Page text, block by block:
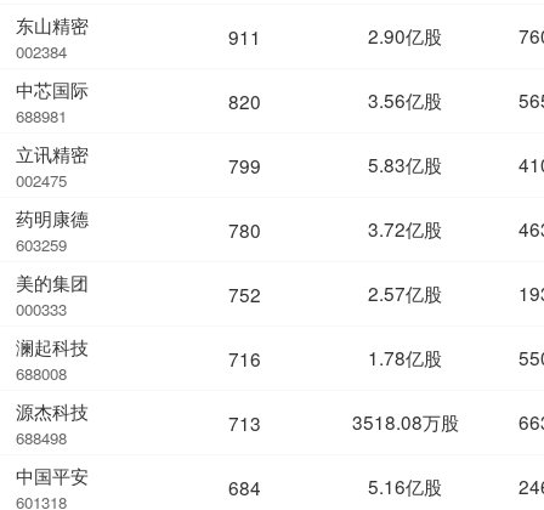
东山精密
002384
中芯国际
688981
立讯精密
002475
药明康德
603259
美的集团
000333
澜起科技
688008
源杰科技
688498
中国平安
601318
911 2.90亿股
820 3.56亿股
799 5.83亿股
780 3.72亿股
752 2.57亿股
716 1.78亿股
713 3518.08万股
684 5.16亿股